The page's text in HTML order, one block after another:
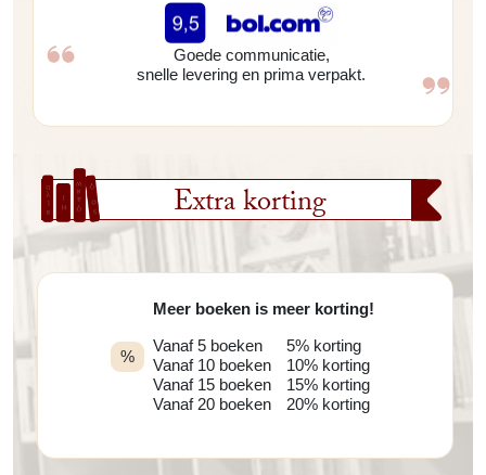
Goede communicatie,
snelle levering en prima verpakt.
Extra korting
%
Meer boeken is meer korting!
Vanaf 5 boeken
Vanaf 10 boeken
Vanaf 15 boeken
Vanaf 20 boeken
5% korting
10% korting
15% korting
20% korting